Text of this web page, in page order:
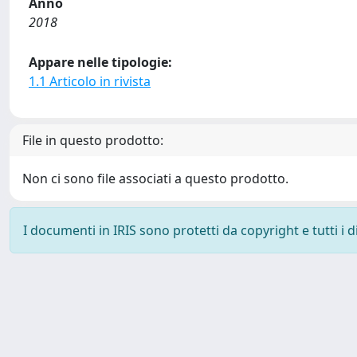
2018
Appare nelle tipologie:
1.1 Articolo in rivista
File in questo prodotto:
Non ci sono file associati a questo prodotto.
I documenti in IRIS sono protetti da copyright e tutti i